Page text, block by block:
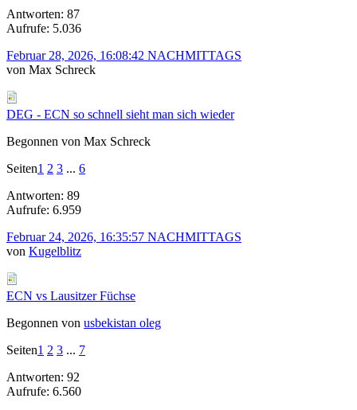
Antworten: 87
Aufrufe: 5.036
Februar 28, 2026, 16:08:42 NACHMITTAGS
von Max Schreck
DEG - ECN so schnell sieht man sich wieder
Begonnen von Max Schreck
Seiten1 2 3 ... 6
Antworten: 89
Aufrufe: 6.959
Februar 24, 2026, 16:35:57 NACHMITTAGS
von Kugelblitz
ECN vs Lausitzer Füchse
Begonnen von usbekistan oleg
Seiten1 2 3 ... 7
Antworten: 92
Aufrufe: 6.560